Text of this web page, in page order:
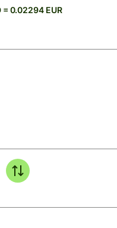
= 0.02294 EUR